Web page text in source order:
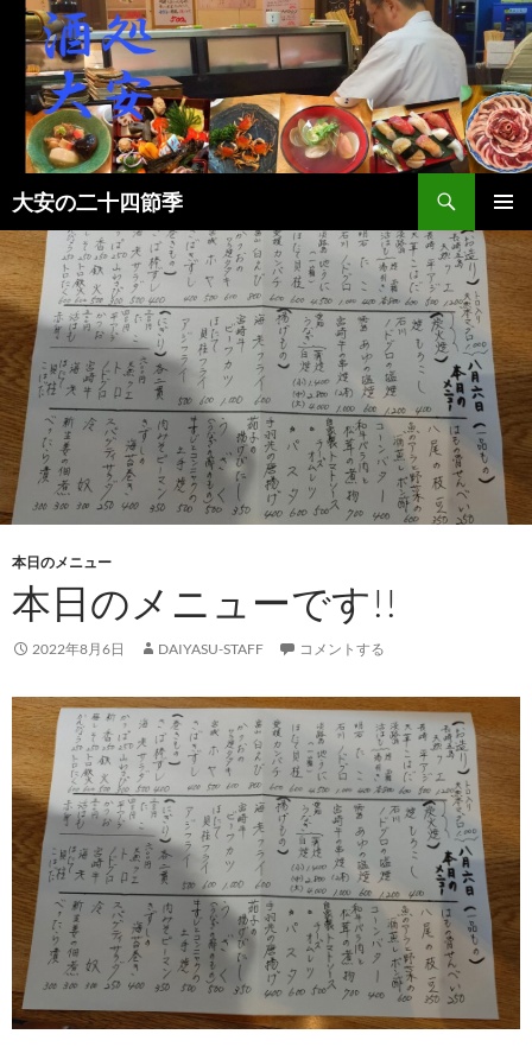
大安の二十四節季
検
索
メインメ
ニュー
ン
テ
ン
ツ
ス
キ
ッ
プ
本日のメニュー
本日のメニューです!!
2022年8月6日 DAIYASU-STAFF コメントする